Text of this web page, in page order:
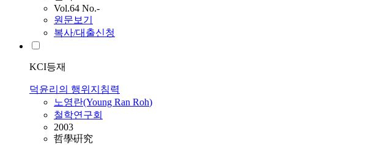
Vol.64 No.-
원문보기
복사/대출신청
KCI등재
덕윤리의 행위지침력
노영란(Young Ran Roh)
철학연구회
2003
哲學硏究